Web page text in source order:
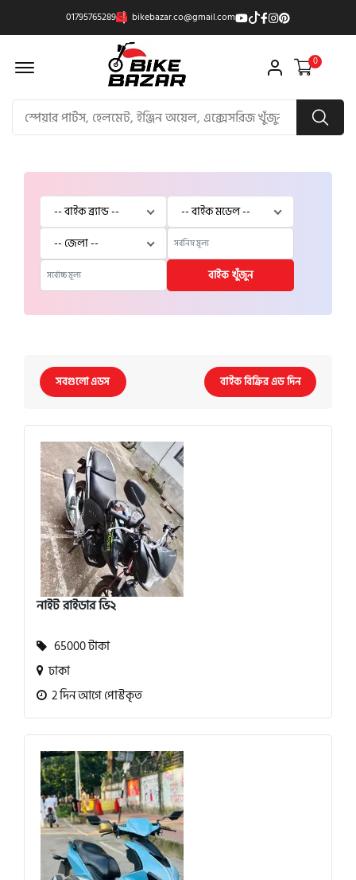
01795765289 bikebazar.co@gmail.com
Offcanvas Menu Open 0
বাইক খুঁজুন
সবগুলো এডস বাইক বিক্রির এড দিন
নাইট রাইডার ভি২
65000 টাকা
ঢাকা
2 দিন আগে পোস্টকৃত